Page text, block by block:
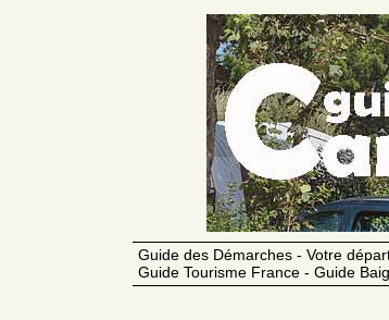
Guide des Démarches - Votre
Guide Tourisme France - Guide